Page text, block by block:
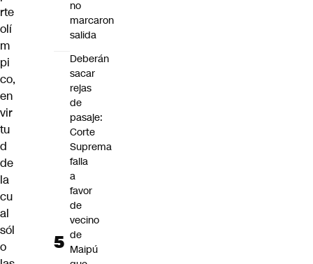
rte
olí
m
pi
co,
en
vir
tu
d
de
la
cu
al
sól
o
no
marcaron
salida
Deberán
sacar
rejas
de
pasaje:
Corte
Suprema
falla
a
favor
de
vecino
de
Maipú